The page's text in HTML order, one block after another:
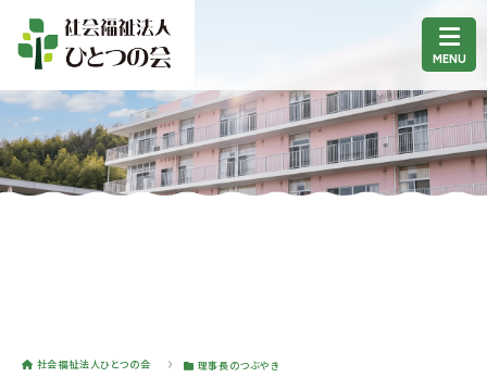
社会福祉法人ひとつの会
理事長のつぶやき